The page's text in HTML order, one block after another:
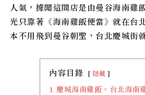
人氣，據聞這間店是由曼谷海南雞
光只靠著 《海南雞飯便當》 就在台
本不用飛到曼谷朝聖，台北慶城街
內容目錄 隱藏
1 慶城海南雞飯。台北海南